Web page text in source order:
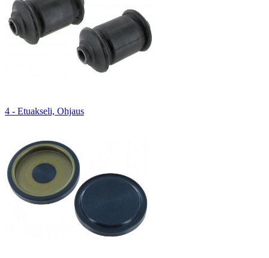
4 - Etuakseli, Ohjaus